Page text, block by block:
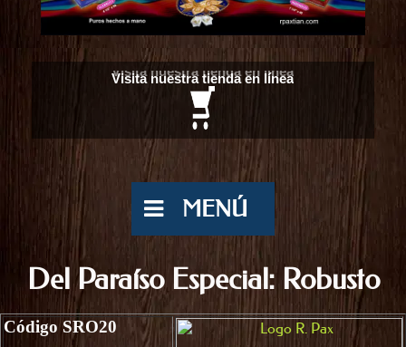
Visita nuestra tienda en línea
MENÚ
Del Paraíso Especial: Robusto
Código SRO20